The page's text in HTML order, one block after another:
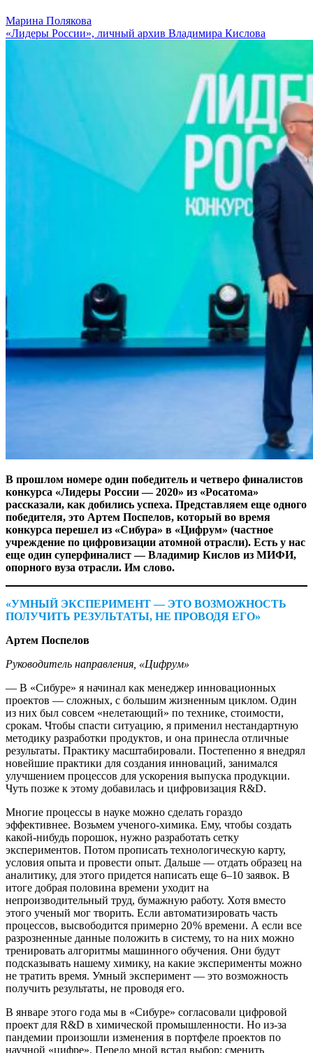
Марина Полякова
«Лидеры России», личный архив Владимира Кислова
В прошлом номере один победитель и четверо финалистов
конкурса «Лидеры России — ​2020» из «Росатома»
рассказали, как добились успеха. Представляем еще одного
победителя, это Артем Поспелов, который во время
конкурса перешел из «Сибура» в «Цифрум» (частное
учреждение по цифровизации атомной отрасли). Есть у нас
еще один суперфиналист — ​Владимир Кислов из МИФИ,
опорного вуза отрасли. Им слово.
«УМНЫЙ ЭКСПЕРИМЕНТ — ЭТО ВОЗМОЖНОСТЬ
ПОЛУЧИТЬ РЕЗУЛЬТАТЫ, НЕ ПРОВОДЯ ЕГО»
Артем Поспелов
Руководитель направления, «Цифрум»
— В «Сибуре» я начинал как менеджер инновационных
проектов — ​сложных, с большим жизненным циклом. Один
из них был совсем «нелетающий» по технике, стоимости,
срокам. Чтобы спасти ситуацию, я применил нестандартную
методику разработки продуктов, и она принесла отличные
результаты. Практику масштабировали. Постепенно я внедрял
новейшие практики для создания инноваций, занимался
улучшением процессов для ускорения выпуска продукции.
Чуть позже к этому добавилась и цифровизация R&D.
Многие процессы в науке можно сделать гораздо
эффективнее. Возьмем ученого-химика. Ему, чтобы создать
какой-нибудь порошок, нужно разработать сетку
экспериментов. Потом прописать технологическую карту,
условия опыта и провести опыт. Дальше — ​отдать образец на
аналитику, для этого придется написать еще 6–10 заявок. В
итоге добрая половина времени уходит на
непроизводительный труд, бумажную работу. Хотя вместо
этого ученый мог творить. Если автоматизировать часть
процессов, высвободится примерно 20 % времени. А если все
разрозненные данные положить в систему, то на них можно
тренировать алгоритмы машинного обучения. Они будут
подсказывать нашему химику, на какие эксперименты можно
не тратить время. Умный эксперимент — ​это возможность
получить результаты, не проводя его.
В январе этого года мы в «Сибуре» согласовали цифровой
проект для R&D в химической промышленности. Но из-за
пандемии произошли изменения в портфеле проектов по
научной «цифре». Передо мной встал выбор: сменить